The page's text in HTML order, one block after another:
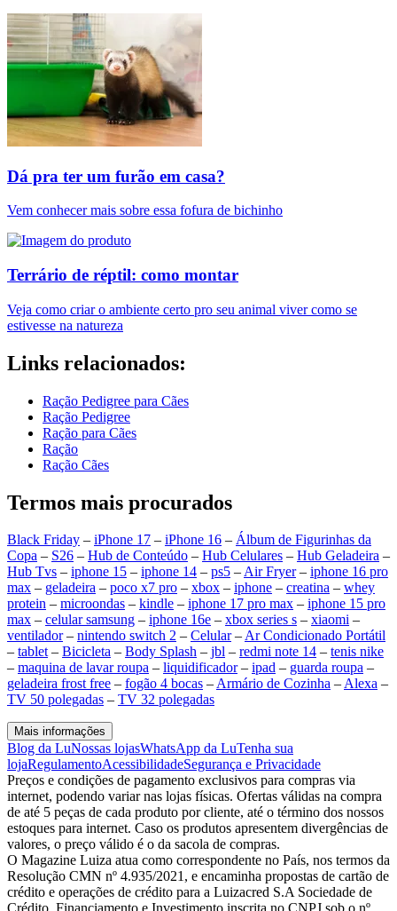
Dá pra ter um furão em casa?
Vem conhecer mais sobre essa fofura de bichinho
Terrário de réptil: como montar
Veja como criar o ambiente certo pro seu animal viver como se
estivesse na natureza
Links relacionados:
Ração Pedigree para Cães
Ração Pedigree
Ração para Cães
Ração
Ração Cães
Termos mais procurados
Black Friday – iPhone 17 – iPhone 16 – Álbum de Figurinhas da
Copa – S26 – Hub de Conteúdo – Hub Celulares – Hub Geladeira –
Hub Tvs – iphone 15 – iphone 14 – ps5 –Air Fryer– iphone 16 pro
max – geladeira – poco x7 pro – xbox – iphone – creatina – whey
protein – microondas – kindle – iphone 17 pro max – iphone 15 pro
max – celular samsung – iphone 16e – xbox series s – xiaomi –
ventilador– nintendo switch 2 – Celular–Ar Condicionado Portátil
– tablet– Bicicleta – Body Splash – jbl – redmi note 14 – tenis nike
– maquina de lavar roupa – liquidificador– ipad – guarda roupa –
geladeira frost free – fogão 4 bocas –Armário de Cozinha –Alexa –
TV 50 polegadas – TV 32 polegadas
Mais informações
Blog da LuNossas lojasWhatsApp da LuTenha sua
lojaRegulamentoAcessibilidadeSegurança e Privacidade
Preços e condições de pagamento exclusivos para compras via
internet, podendo variar nas lojas físicas. Ofertas válidas na compra
de até 5 peças de cada produto por cliente, até o término dos nossos
estoques para internet. Caso os produtos apresentem divergências de
valores, o preço válido é o da sacola de compras.
O Magazine Luiza atua como correspondente no País, nos termos da
Resolução CMN nº 4.935/2021, e encaminha propostas de cartão de
crédito e operações de crédito para a Luizacred S.A Sociedade de